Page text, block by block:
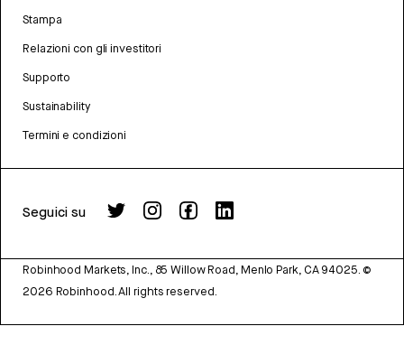
Stampa
Relazioni con gli investitori
Supporto
Sustainability
Termini e condizioni
Seguici su
Robinhood Markets, Inc., 85 Willow Road, Menlo Park, CA 94025. ©
2026 Robinhood. All rights reserved.